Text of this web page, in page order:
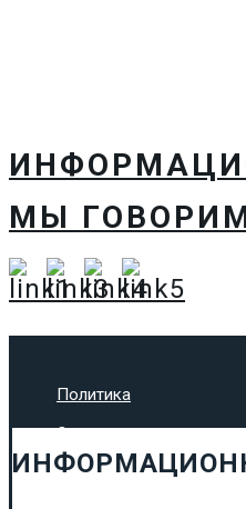
МЫ
Политика
Экономика
Общество